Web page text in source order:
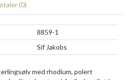
(0)
8859-1
Sif Jakobs
med rhodium, polert